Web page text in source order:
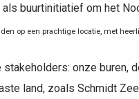
buurtinitiatief om het
op een prachtige locatie, met
onze buren,
land, zoals Schmidt